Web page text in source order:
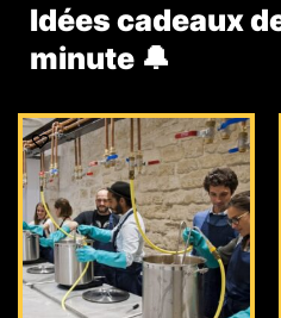
Idées cadeaux
minute 🔔